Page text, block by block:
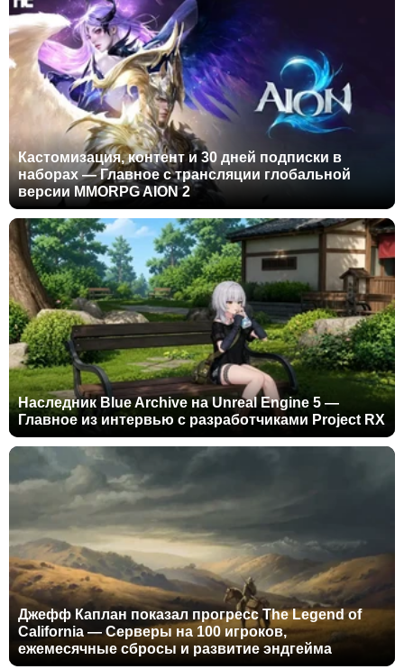
Кастомизация, контент и 30 дней подписки в
наборах — Главное с трансляции глобальной
версии MMORPG AION 2
Наследник Blue Archive на Unreal Engine 5 —
Главное из интервью с разработчиками Project RX
Джефф Каплан показал прогресс The Legend of
California — Серверы на 100 игроков,
ежемесячные сбросы и развитие эндгейма